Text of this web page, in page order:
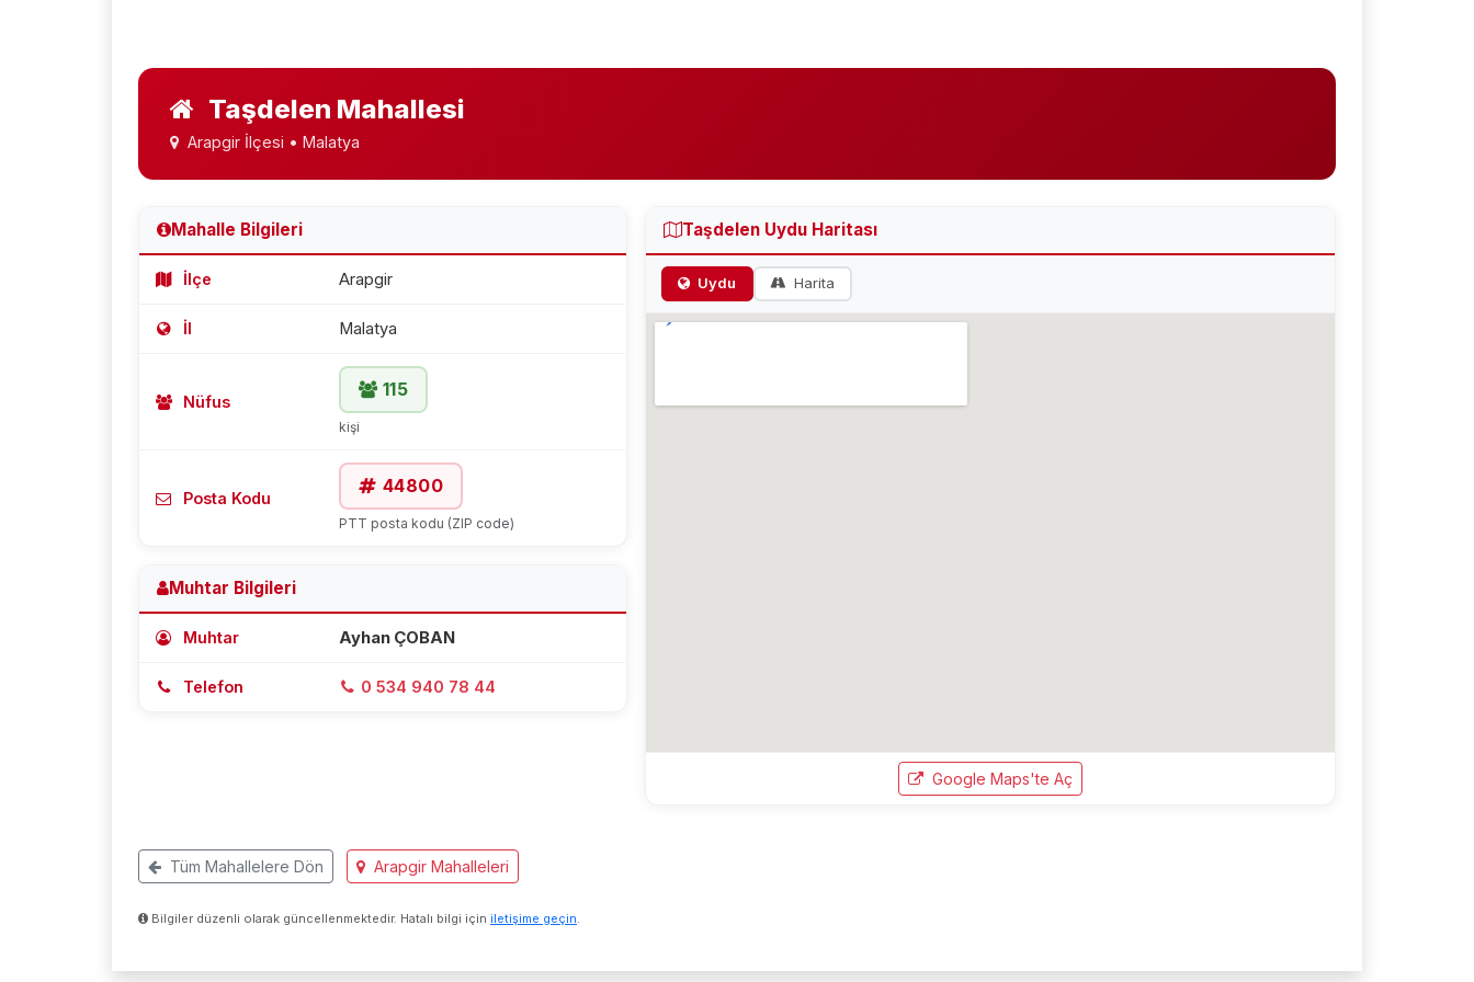
Taşdelen Mahallesi
Arapgir İlçesi • Malatya
Mahalle Bilgileri
İlçe Arapgir
İl Malatya
Nüfus
115
kişi
Posta Kodu
44800
PTT posta kodu (ZIP code)
Muhtar Bilgileri
Muhtar Ayhan ÇOBAN
Telefon 0 534 940 78 44
Taşdelen Uydu Haritası
Uydu Harita
Google Maps'te Aç
Tüm Mahallelere Dön Arapgir Mahalleleri
Bilgiler düzenli olarak güncellenmektedir. Hatalı bilgi için iletişime geçin